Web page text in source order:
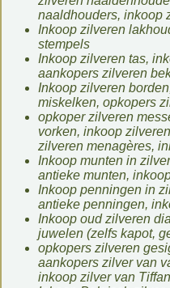
naaldhouders, inkoop
Inkoop zilveren
stempels
Inkoop zilveren tas,
aankopers zilveren
Inkoop zilveren
miskelken, opkopers
opkoper zilveren
vorken, inkoop
zilveren menagères,
Inkoop munten in
antieke munten,
Inkoop penningen in
antieke penningen,
Inkoop oud zilveren
juwelen (zelfs kapot,
opkopers zilveren
aankopers zilver van
inkoop zilver van